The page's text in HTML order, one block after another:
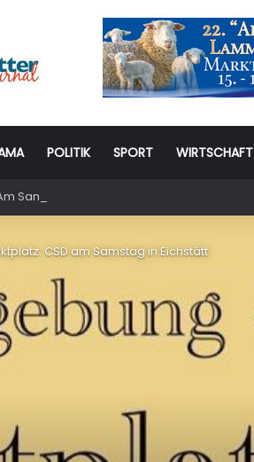
POLITIK SPORT WIRTSCHAFT
Samstag: 6. Eichstätter Kinder- und
CSD am Samstag in Eichstätt